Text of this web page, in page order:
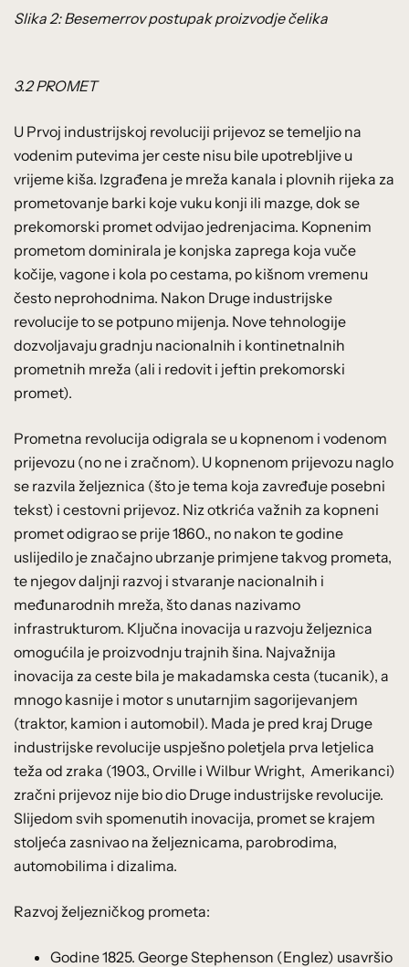
Slika 2: Besemerrov postupak proizvodje čelika
3.2 PROMET
U Prvoj industrijskoj revoluciji prijevoz se temeljio na
vodenim putevima jer ceste nisu bile upotrebljive u
vrijeme kiša. Izgrađena je mreža kanala i plovnih rijeka za
prometovanje barki koje vuku konji ili mazge, dok se
prekomorski promet odvijao jedrenjacima. Kopnenim
prometom dominirala je konjska zaprega koja vuče
kočije, vagone i kola po cestama, po kišnom vremenu
često neprohodnima. Nakon Druge industrijske
revolucije to se potpuno mijenja. Nove tehnologije
dozvoljavaju gradnju nacionalnih i kontinetnalnih
prometnih mreža (ali i redovit i jeftin prekomorski
promet).
Prometna revolucija odigrala se u kopnenom i vodenom
prijevozu (no ne i zračnom). U kopnenom prijevozu naglo
se razvila željeznica (što je tema koja zavređuje posebni
tekst) i cestovni prijevoz. Niz otkrića važnih za kopneni
promet odigrao se prije 1860., no nakon te godine
uslijedilo je značajno ubrzanje primjene takvog prometa,
te njegov daljnji razvoj i stvaranje nacionalnih i
međunarodnih mreža, što danas nazivamo
infrastrukturom. Ključna inovacija u razvoju željeznica
omogućila je proizvodnju trajnih šina. Najvažnija
inovacija za ceste bila je makadamska cesta (tucanik), a
mnogo kasnije i motor s unutarnjim sagorijevanjem
(traktor, kamion i automobil). Mada je pred kraj Druge
industrijske revolucije uspješno poletjela prva letjelica
teža od zraka (1903., Orville i Wilbur Wright, Amerikanci)
zračni prijevoz nije bio dio Druge industrijske revolucije.
Slijedom svih spomenutih inovacija, promet se krajem
stoljeća zasnivao na željeznicama, parobrodima,
automobilima i dizalima.
Razvoj željezničkog prometa:
Godine 1825. George Stephenson (Englez) usavršio